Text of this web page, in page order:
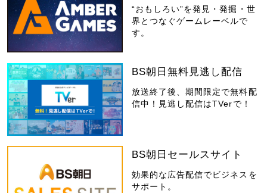
“おもしろい”を発見・発掘・世
界とつなぐゲームレーベルで
す。
BS朝日無料見逃し配信
放送終了後、期間限定で無料配
信中！見逃し配信はTVerで！
BS朝日セールスサイト
効果的な広告配信でビジネスを
サポート。